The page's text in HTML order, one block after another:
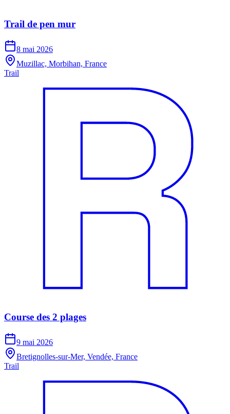
Trail de pen mur
8 mai 2026
Muzillac, Morbihan, France
Trail
Course des 2 plages
9 mai 2026
Bretignolles-sur-Mer, Vendée, France
Trail